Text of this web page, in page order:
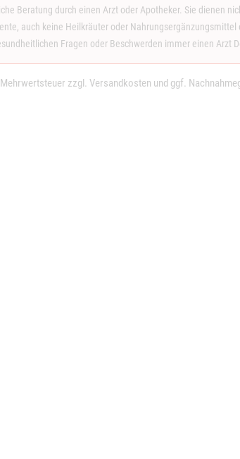
Beratung durch einen Arzt oder Apotheker. Sie dienen
auch keine Heilkräuter oder
Fragen oder Beschwerden immer einen Arzt
zzgl. Versandkosten und ggf.